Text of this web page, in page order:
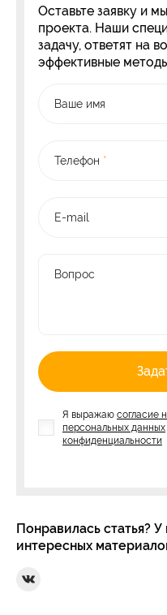
Оставьте заявку и
проекта. Наши
задачу, ответят на
эффективные
Ваше имя
Телефон *
E-mail
Вопрос
Я выражаю согласие
персональных данных
конфиденциальности
Понравилась статья?
интересных
Ссылка на Вконтакте